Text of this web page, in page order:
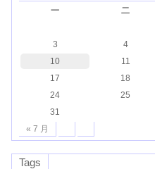
一 二
3 4
10
11
17
18
24
25
31
« 7 月
Tags